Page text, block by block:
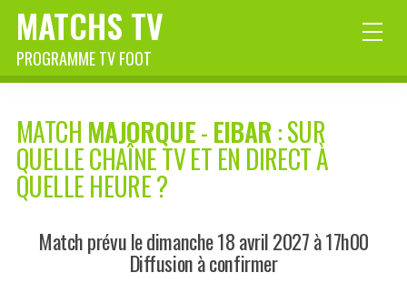
MATCHS TV
PROGRAMME TV FOOT
MATCH MAJORQUE-EIBAR: SUR
QUELLE CHAÎNE TV ET EN DIRECT À
QUELLE HEURE ?
Match prévu le dimanche 18 avril 2027 à 17h00
Diffusion à confirmer